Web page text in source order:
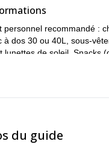
personnel recommandé :
à dos 30 ou 40L, sous-
lunettes de soleil. Snacks
crédit).
du guide